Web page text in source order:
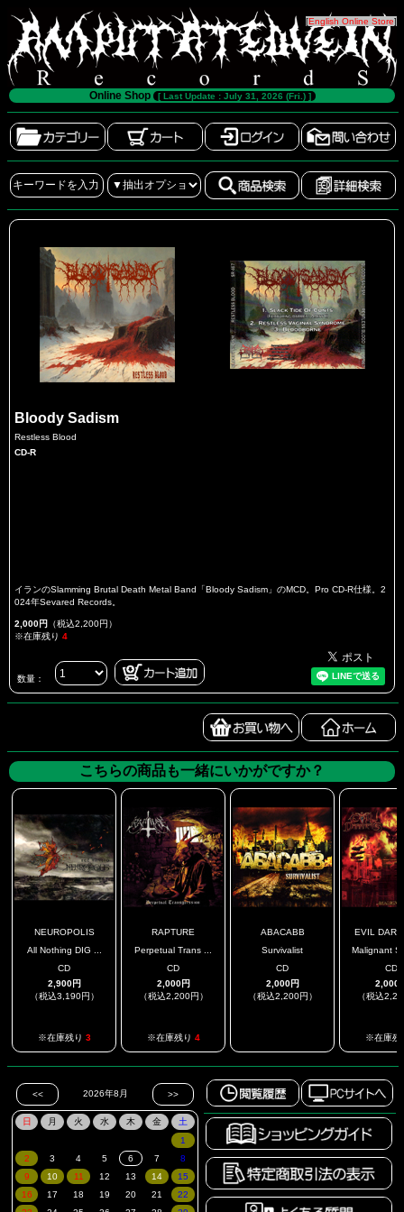
[English Online Store]
Online Shop [ Last Update : July 31, 2026 (Fri.) ]
Bloody Sadism
Restless Blood
CD-R
イランのSlamming Brutal Death Metal Band「Bloody Sadism」のMCD。Pro CD-R仕様。2
024年Sevared Records。
2,000円 （税込2,200円）
※在庫残り 4
数量：
こちらの商品も一緒にいかがですか？
NEUROPOLIS
All Nothing DIG ...
CD
2,900円
（税込3,190円）
※在庫残り 3
RAPTURE
Perpetual Trans ...
CD
2,000円
（税込2,200円）
※在庫残り 4
ABACABB
Survivalist
CD
2,000円
（税込2,200円）
EVIL
Malignant
CD
2,000
（税込
※在庫残